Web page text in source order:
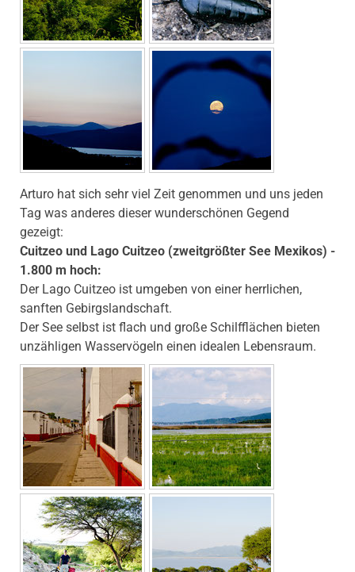
Arturo hat sich sehr viel Zeit genommen und uns jeden
Tag was anderes dieser wunderschönen Gegend
gezeigt:
Cuitzeo und Lago Cuitzeo (zweitgrößter See Mexikos) -
1.800 m hoch:
Der Lago Cuitzeo ist umgeben von einer herrlichen,
sanften Gebirgslandschaft.
Der See selbst ist flach und große Schilfflächen bieten
unzähligen Wasservögeln einen idealen Lebensraum.